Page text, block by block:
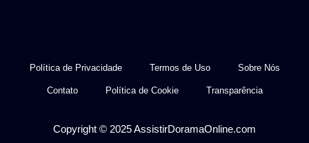
Política de Privacidade Termos de Uso Sobre Nós
Contato Política de Cookie Transparência
Copyright © 2025 AssistirDoramaOnline.com